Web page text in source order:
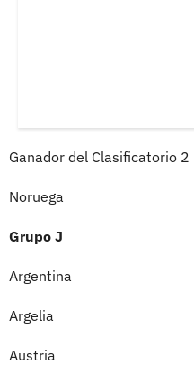
Ganador del Clasificatorio
Noruega
Grupo J
Argentina
Argelia
Austria